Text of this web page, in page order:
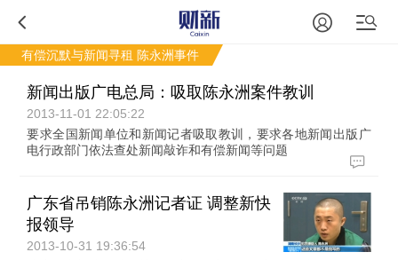
有偿沉默与新闻寻租 陈永洲事件
新闻出版广电总局：吸取陈永洲案件教训
2013-11-01 22:05:22
要求全国新闻单位和新闻记者吸取教训，要求各地新闻出版广
电行政部门依法查处新闻敲诈和有偿新闻等问题
广东省吊销陈永洲记者证 调整新快
报领导
2013-10-31 19:36:54